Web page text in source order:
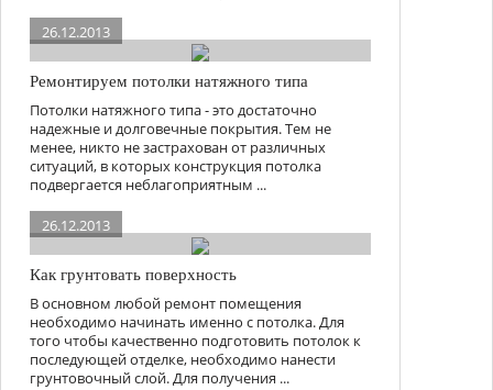
26.12.2013
Ремонтируем потолки натяжного типа
Потолки натяжного типа - это достаточно
надежные и долговечные покрытия. Тем не
менее, никто не застрахован от различных
ситуаций, в которых конструкция потолка
подвергается неблагоприятным ...
26.12.2013
Как грунтовать поверхность
В основном любой ремонт помещения
необходимо начинать именно с потолка. Для
того чтобы качественно подготовить потолок к
последующей отделке, необходимо нанести
грунтовочный слой. Для получения ...